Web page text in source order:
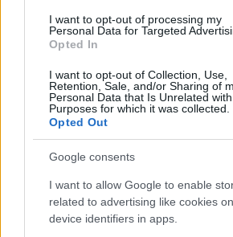
consent section.
I want to opt-out of processing my
Personal Data for Targeted
Opted In
I want to opt-out of Collection, Use,
Retention, Sale, and/or Sharing of
Personal Data that Is Unrelated
Purposes for which it was collected.
Opted Out
Google consents
I want to allow Google to enable
related to advertising like cookies
device identifiers in apps.
CHI
SIAMO
PARTNERSHIP E
ACCREDITAMENTI